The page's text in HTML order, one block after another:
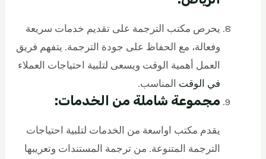
يحرص مكتب الترجمة على تقديم خدمات سريعة
وفعالة، مع الحفاظ على جودة الترجمة. يتفهم فريق
العمل أهمية الوقت ويسعى لتلبية احتياجات العملاء
في الوقت المناسب.
مجموعة شاملة من الخدمات:
يقدم مكتب اواسعة من الخدمات لتلبية احتياجات
الترجمة المتنوعة. من ترجمة المستندات وتعريبها